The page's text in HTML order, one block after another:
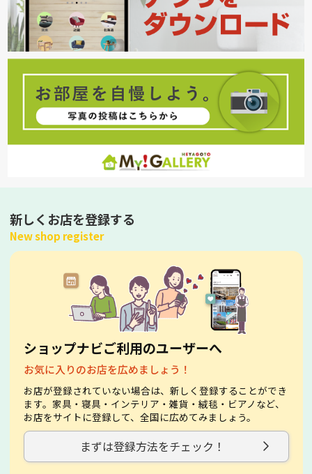
新しくお店を登録する
New shop register
ショップナビご利用のユーザーへ
お気に入りのお店を広めましょう！
お店が登録されていない場合は、新しく登録することができ
ます。家具・寝具・インテリア・雑貨・絨毯・ビアノなど、
お店をサイトに登録して、全国に広めてみましょう。
まずは登録方法をチェック！